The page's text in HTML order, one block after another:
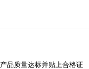
品质量达标并贴上合格证